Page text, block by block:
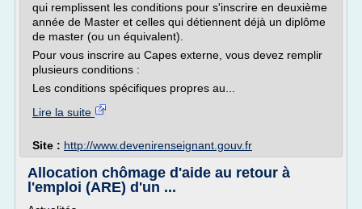
qui remplissent les conditions pour s'inscrire en deuxième
année de Master et celles qui détiennent déjà un diplôme
de master (ou un équivalent).
Pour vous inscrire au Capes externe, vous devez remplir
plusieurs conditions :
Les conditions spécifiques propres au...
Lire la suite
Site : http://www.devenirenseignant.gouv.fr
Allocation chômage d'aide au retour à
l'emploi (ARE) d'un ...